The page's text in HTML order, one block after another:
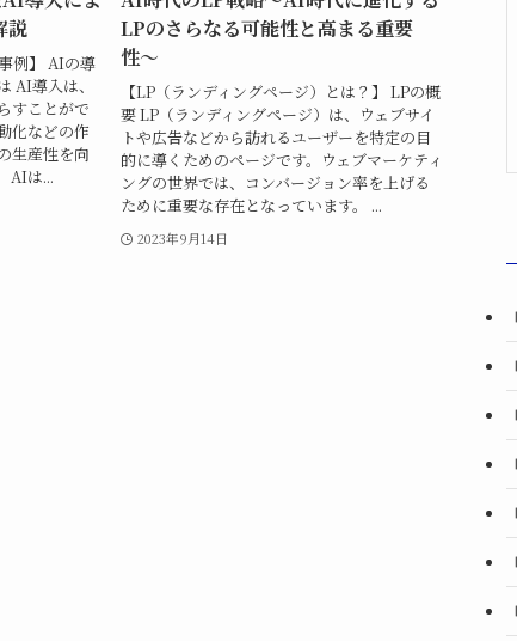
説
例】 AIの導
AI導入は、
すことがで
化などの作
生産性を向
AIは...
LPのさらなる可能性と高まる重要
性〜
【LP（ランディングページ）とは？】 LPの概
要 LP（ランディングページ）は、ウェブサイ
トや広告などから訪れるユーザーを特定の目
的に導くためのページです。ウェブマーケティ
ングの世界では、コンバージョン率を上げる
ために重要な存在となっています。 ...
2023年9月14日